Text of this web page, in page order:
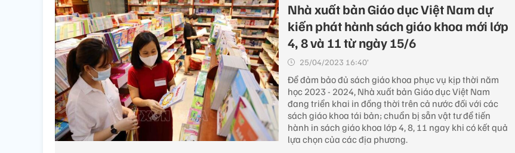
Nhà xuất bản Giáo dục Việt Nam dự
kiến phát hành sách giáo khoa mới lớp
4, 8 và 11 từ ngày 15/6
25/04/2023 16:40’
Để đảm bảo đủ sách giáo khoa phục vụ kịp thời năm
học 2023 - 2024, Nhà xuất bản Giáo dục Việt Nam
đang triển khai in đồng thời trên cả nước đối với các
sách giáo khoa tái bản; chuẩn bị sẵn vật tư để tiến
hành in sách giáo khoa lớp 4, 8, 11 ngay khi có kết quả
lựa chọn của các địa phương.